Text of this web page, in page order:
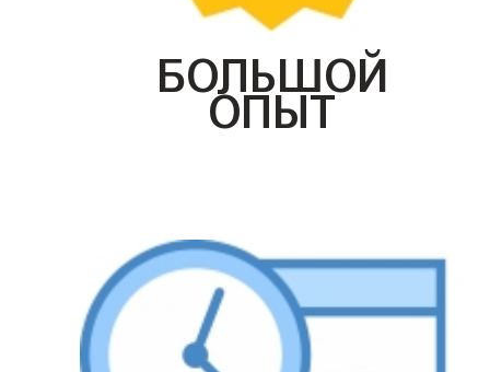
БОЛЬШОЙ
ОПЫТ